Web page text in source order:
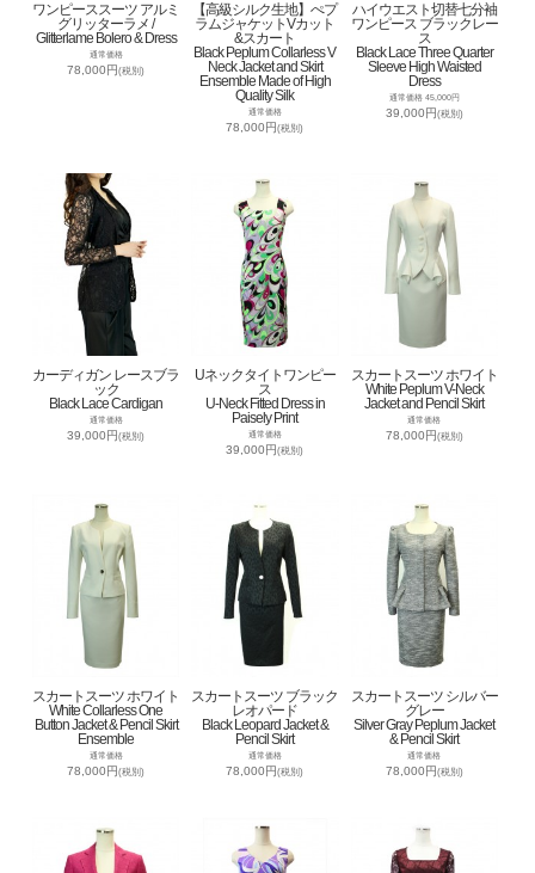
ワンピーススーツ アルミ
グリッターラメ /
Glitterlame Bolero & Dress
通常価格
78,000円(税別)
【高級シルク生地】ぺプ
ラムジャケットVカット
&スカート
Black Peplum Collarless V
Neck Jacket and Skirt
Ensemble Made of High
Quality Silk
通常価格
78,000円(税別)
ハイウエスト切替七分袖
ワンピース ブラックレー
ス
Black Lace Three Quarter
Sleeve High Waisted
Dress
通常価格 45,000円
39,000円(税別)
カーディガン レースブラ
ック
Black Lace Cardigan
通常価格
39,000円(税別)
Uネックタイトワンピー
ス
U-Neck Fitted Dress in
Paisely Print
通常価格
39,000円(税別)
スカートスーツ ホワイト
White Peplum V-Neck
Jacket and Pencil Skirt
通常価格
78,000円(税別)
スカートスーツ ホワイト
White Collarless One
Button Jacket & Pencil Skirt
Ensemble
通常価格
78,000円(税別)
スカートスーツ ブラック
レオパード
Black Leopard Jacket &
Pencil Skirt
通常価格
78,000円(税別)
スカートスーツ シルバー
グレー
Silver Gray Peplum Jacket
& Pencil Skirt
通常価格
78,000円 (税別)